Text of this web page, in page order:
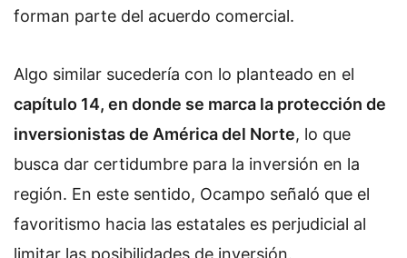
forman parte del acuerdo comercial.
Algo similar sucedería con lo planteado en el
capítulo 14, en donde se marca la protección de
inversionistas de América del Norte, lo que
busca dar certidumbre para la inversión en la
región. En este sentido, Ocampo señaló que el
favoritismo hacia las estatales es perjudicial al
limitar las posibilidades de inversión.